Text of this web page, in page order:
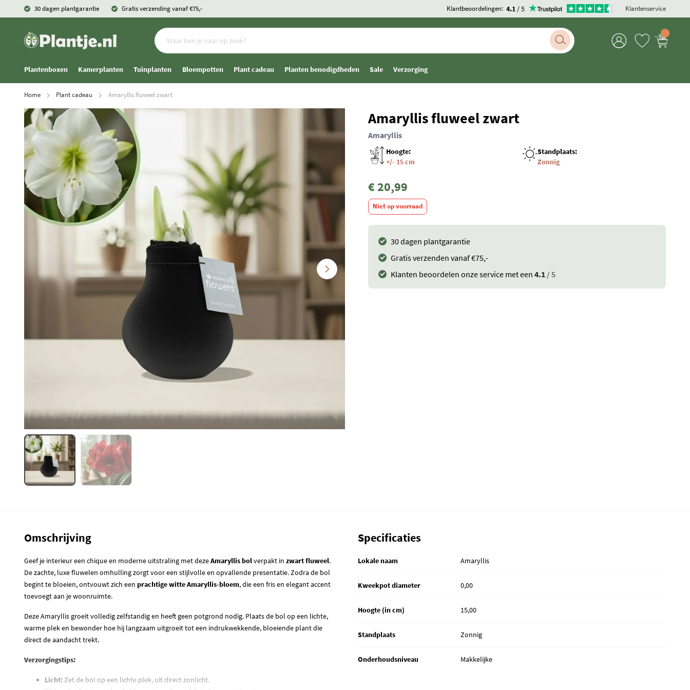
30 dagen plantgarantie Gratis verzending vanaf €75,- Klantbeoordelingen: 4.1 / 5 Klantenservice
Plantenboxen Kamerplanten Tuinplanten Bloempotten Plant cadeau Planten benodigdheden Sale Verzorging
Home Plant cadeau Amaryllis fluweel zwart
Amaryllis fluweel zwart
Amaryllis
Hoogte:
+/- 15 cm
Standplaats:
Zonnig
€ 20,99
Niet op voorraad
30 dagen plantgarantie
Gratis verzenden vanaf €75,-
Klanten beoordelen onze service met een 4.1/ 5
Omschrijving
Geef je interieur een chique en moderne uitstraling met dezeAmaryllis bolverpakt inzwart fluweel.
De zachte, luxe fluwelen omhulling zorgt voor een stijlvolle en opvallende presentatie. Zodra de bol
begint te bloeien, ontvouwt zich eenprachtige witte Amaryllis-bloem, die een fris en elegant accent
toevoegt aan je woonruimte.
Deze Amaryllis groeit volledig zelfstandig en heeft geen potgrond nodig. Plaats de bol op een lichte,
warme plek en bewonder hoe hij langzaam uitgroeit tot een indrukwekkende, bloeiende plant die
direct de aandacht trekt.
Verzorgingstips:
Licht:Zet de bol op een lichte plek, uit direct zonlicht.
Specificaties
Lokale naam Amaryllis
Kweekpot diameter 0,00
Hoogte (in cm) 15,00
Standplaats Zonnig
Onderhoudsniveau Makkelijke